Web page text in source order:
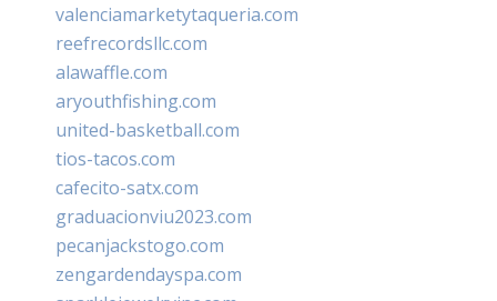
valenciamarketytaqueria.com
reefrecordsllc.com
alawaffle.com
aryouthfishing.com
united-basketball.com
tios-tacos.com
cafecito-satx.com
graduacionviu2023.com
pecanjackstogo.com
zengardendayspa.com